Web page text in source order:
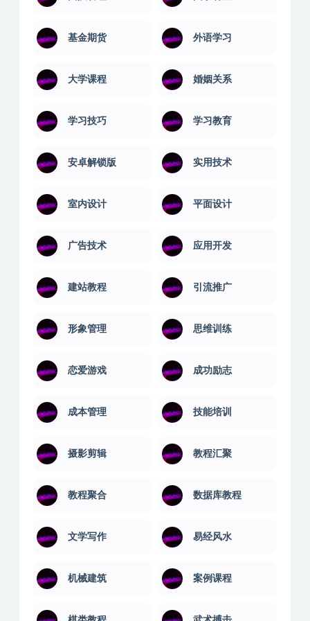
基金期货 外语学习
大学课程 婚姻关系
学习技巧 学习教育
安卓解锁版 实用技术
室内设计 平面设计
广告技术 应用开发
建站教程 引流推广
形象管理 思维训练
恋爱游戏 成功励志
成本管理 技能培训
摄影剪辑 教程汇聚
教程聚合 数据库教程
文学写作 易经风水
机械建筑 案例课程